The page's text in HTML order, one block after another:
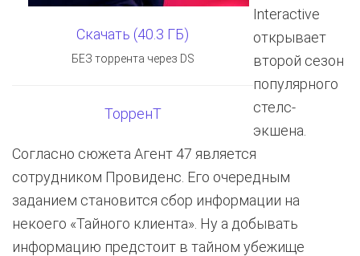
Скачать (40.3 ГБ)
БЕЗ торрента через DS
ТорренТ
Interactive
открывает
второй сезон
популярного
стелс-
экшена.
Согласно сюжета Агент 47 является
сотрудником Провиденс. Его очередным
заданием становится сбор информации на
некоего «Тайного клиента». Ну а добывать
информацию предстоит в тайном убежище